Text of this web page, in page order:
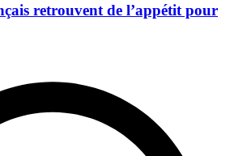
retrouvent de l’appétit pour